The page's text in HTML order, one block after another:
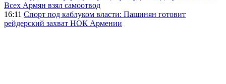
Всех Армян взял самоотвод
16:11 Спорт под каблуком власти: Пашинян готовит
рейдерский захват НОК Армении